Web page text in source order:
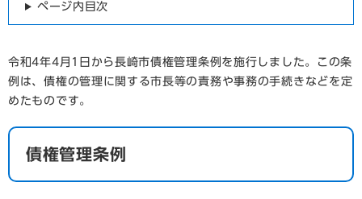
ページ内目次
令和4年4月1日から長崎市債権管理条例を施行しました。この条
例は、債権の管理に関する市長等の責務や事務の手続きなどを定
めたものです。
債権管理条例